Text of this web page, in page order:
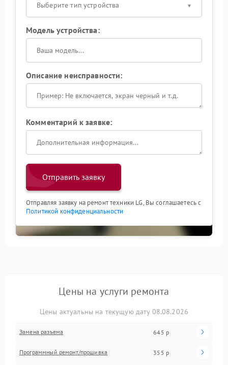
Выберите тип устройства
Модель устройства:
Описание неисправности:
Комментарий к заявке:
Отправить заявку
Отправляя заявку на ремонт техники LG, Вы соглашаетесь с
Политикой конфиденциальности
Цены на услуги ремонта
Цены актуальны на текущую дату 08.08.2026
Замена разъема 645 р
Программный ремонт/прошивка 355 р